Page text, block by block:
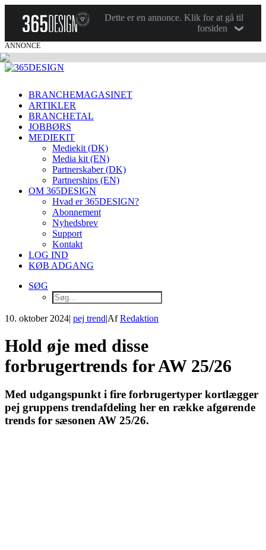
Dette er en annonce. Klik for at gå til
forsiden
ANNONCE
BRANCHEMAGASINET
ARTIKLER
BRANCHETAL
JOBBØRS
MEDIEKIT
Mediekit (DK)
Media kit (EN)
Partnerskaber (DK)
Partnerships (EN)
OM 365DESIGN
Hvad er 365DESIGN?
Abonnement
Nyhedsbrev
Support
Kontakt
LOG IND
KØB ADGANG
SØG
10. oktober 2024| pej trend|AfRedaktion
Hold øje med disse
forbrugertrends for AW 25/26
Med udgangspunkt i fire forbrugertyper kortlægger
pej gruppens trendafdeling her en række afgørende
trends for sæsonen AW 25/26.